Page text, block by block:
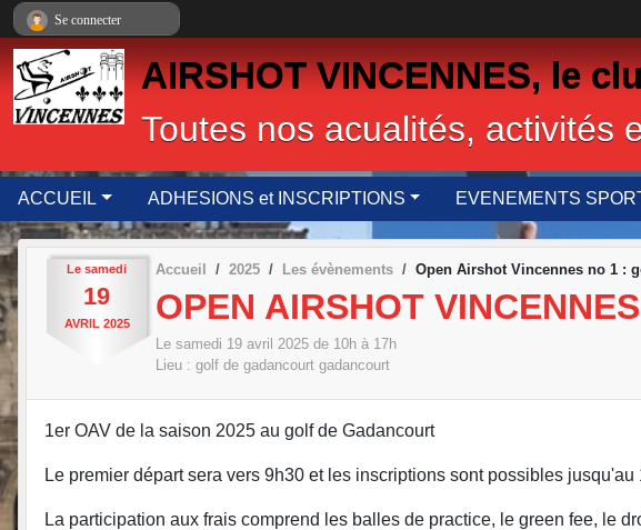
AIRSHOT VINCENNES, le
Toutes nos acualités, activités
ACCUEIL ADHESIONS et INSCRIPTIONS EVENEMENTS
Le samedi
19
AVRIL 2025
Accueil 2025 Les évènements Open Airshot Vincennes no 1 :
OPEN AIRSHOT
Le samedi 19 avril 2025 de 10h à 17h
Lieu : golf de gadancourt gadancourt
1er OAV de la saison 2025 au golf de Gadancourt
Le premier départ sera vers 9h30 et les inscriptions sont possibles
La participation aux frais comprend les balles de practice, le green fee, le
Se connecter
Panneau de gestion des cookies